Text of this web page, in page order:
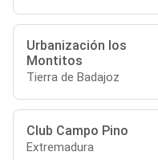
Urbanización los
Montitos
Tierra de Badajoz
Club Campo Pino
Extremadura